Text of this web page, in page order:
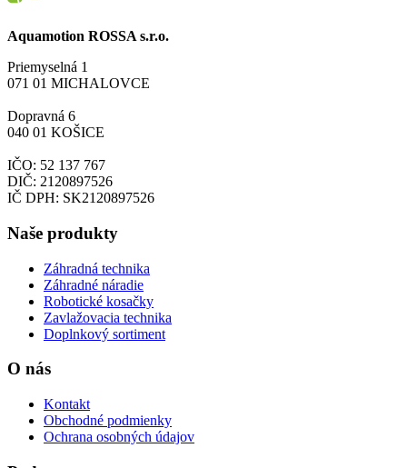
Aquamotion ROSSA s.r.o.
Priemyselná 1
071 01 MICHALOVCE
Dopravná 6
040 01 KOŠICE
IČO: 52 137 767
DIČ: 2120897526
IČ DPH: SK2120897526
Naše produkty
Záhradná technika
Záhradné náradie
Robotické kosačky
Zavlažovacia technika
Doplnkový sortiment
O nás
Kontakt
Obchodné podmienky
Ochrana osobných údajov